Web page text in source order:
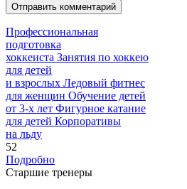
Профессиональная
подготовка
хоккеиста Занятия по хоккею
для детей
и взрослых Ледовый фитнес
для женщин Обучение детей
от 3-х лет Фигурное катание
для детей Корпоративы
на льду
52
Подробно
Старшие тренеры